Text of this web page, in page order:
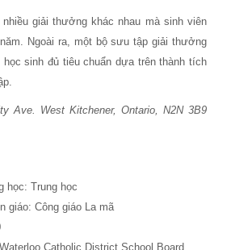
nhiều giải thưởng khác nhau mà sinh viên
Ngoài ra, một bộ sưu tập giải thưởng
sinh đủ tiêu chuẩn dựa trên thành tích
Ave. West Kitchener, Ontario, N2N 3B9
học: Trung học
giáo: Công giáo La mã
Catholic District School Board